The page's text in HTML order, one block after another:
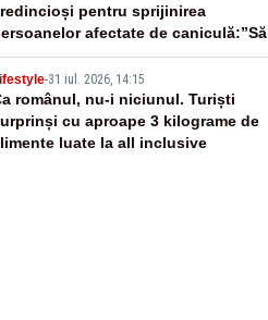
pentru sprijinirea
afectate de caniculă:”Să
apă celor aflați în nevoie”
-31 iul. 2026, 14:15
românul, nu-i niciunul. Turiști
cu aproape 3 kilograme de
luate la all inclusive